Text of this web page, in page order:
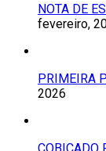
NOTA DE
fevereiro,
PRIMEIRA
2026